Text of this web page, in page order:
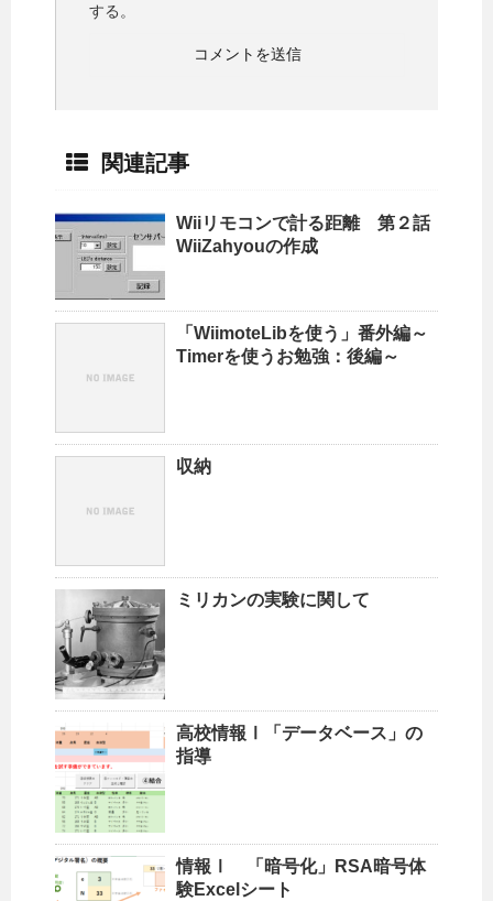
する。
関連記事
Wiiリモコンで計る距離 第２話
WiiZahyouの作成
「WiimoteLibを使う」番外編～
Timerを使うお勉強：後編～
収納
ミリカンの実験に関して
高校情報Ⅰ「データベース」の
指導
情報Ⅰ 「暗号化」RSA暗号体
験Excelシート